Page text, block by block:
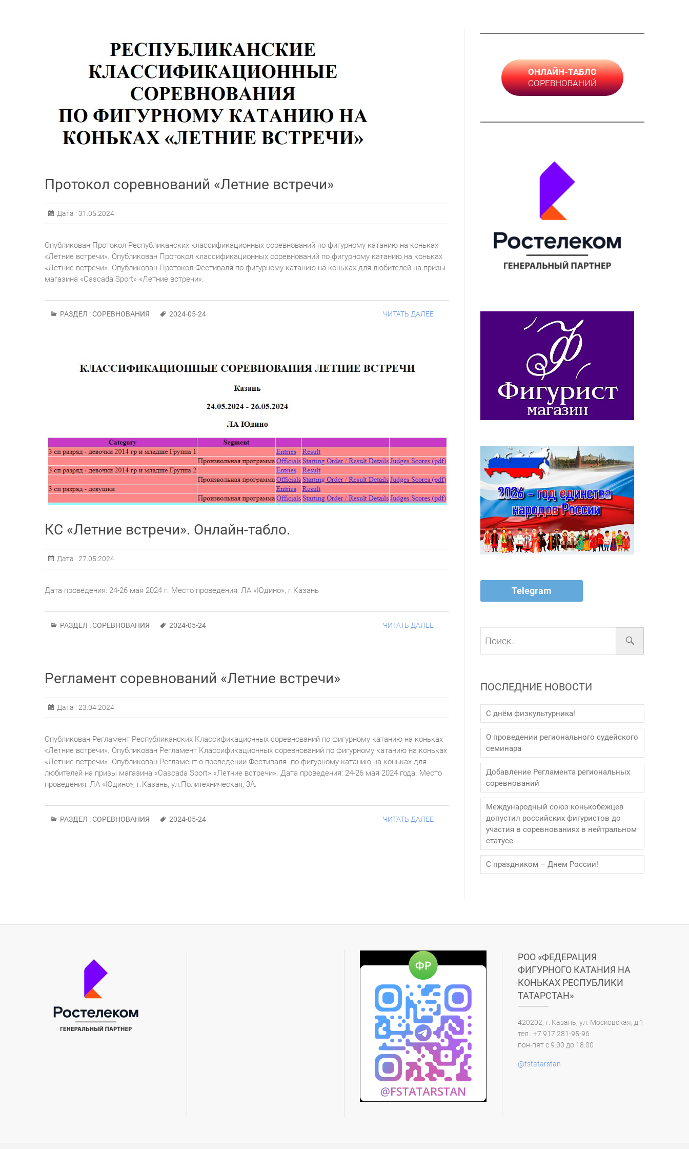
Протокол соревнований «Летние встречи»
Дата : 31.05.2024
Опубликован Протокол Республиканских классификационных соревнований по фигурному катанию на коньках
«Летние встречи». Опубликован Протокол классификационных соревнований по фигурному катанию на коньках
«Летние встречи». Опубликован Протокол Фестиваля по фигурному катанию на коньках для любителей на призы
магазина «Cascada Sport» «Летние встречи».
РАЗДЕЛ :СОРЕВНОВАНИЯ 2024-05-24 ЧИТАТЬ ДАЛЕЕ
КС «Летние встречи». Онлайн-табло.
Дата : 27.05.2024
Дата проведения: 24-26 мая 2024 г. Место проведения: ЛА «Юдино», г.Казань
РАЗДЕЛ :СОРЕВНОВАНИЯ 2024-05-24 ЧИТАТЬ ДАЛЕЕ
Регламент соревнований «Летние встречи»
Дата : 23.04.2024
Опубликован Регламент Республиканских Классификационных соревнований по фигурному катанию на коньках
«Летние встречи». Опубликован Регламент Классификационных соревнований по фигурному катанию на коньках
«Летние встречи». Опубликован Регламент о проведении Фестиваля по фигурному катанию на коньках для
любителей на призы магазина «Cascada Sport» «Летние встречи». Дата проведения: 24-26 мая 2024 года. Место
проведения: ЛА «Юдино», г.Казань, ул.Политехническая, 3А.
РАЗДЕЛ :СОРЕВНОВАНИЯ 2024-05-24 ЧИТАТЬ ДАЛЕЕ
ОНЛАЙН-ТАБЛО
СОРЕВНОВАНИЙ
Telegram
ПОСЛЕДНИЕ НОВОСТИ
С днём физкультурника!
О проведении регионального судейского
семинара
Добавление Регламента региональных
соревнований
Международный союз конькобежцев
допустил российских фигуристов до
участия в соревнованиях в нейтральном
статусе
С праздником – Днем России!
РОО «ФЕДЕРАЦИЯ
ФИГУРНОГО КАТАНИЯ НА
КОНЬКАХ РЕСПУБЛИКИ
ТАТАРСТАН»
420202, г. Казань, ул. Московская, д.1
тел.: +7 917 281-95-96
пон-пят с 9:00 до 18:00
@fstatarstan